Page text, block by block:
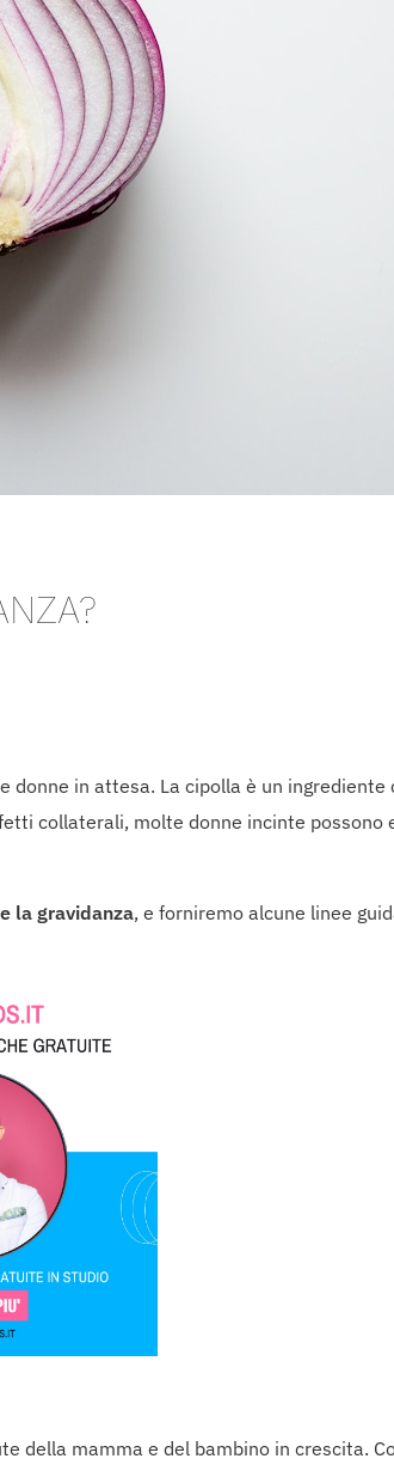
donne in attesa. La cipolla è un
collaterali, molte donne incinte possono
la gravidanza, e forniremo alcune linee
della mamma e del bambino in crescita.